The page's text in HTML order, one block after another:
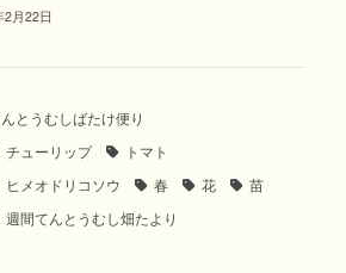
月22日
とうむしばたけ便り
チューリップ
トマト
ヒメオドリコソウ
春 花
苗
週間てんとうむし畑たより